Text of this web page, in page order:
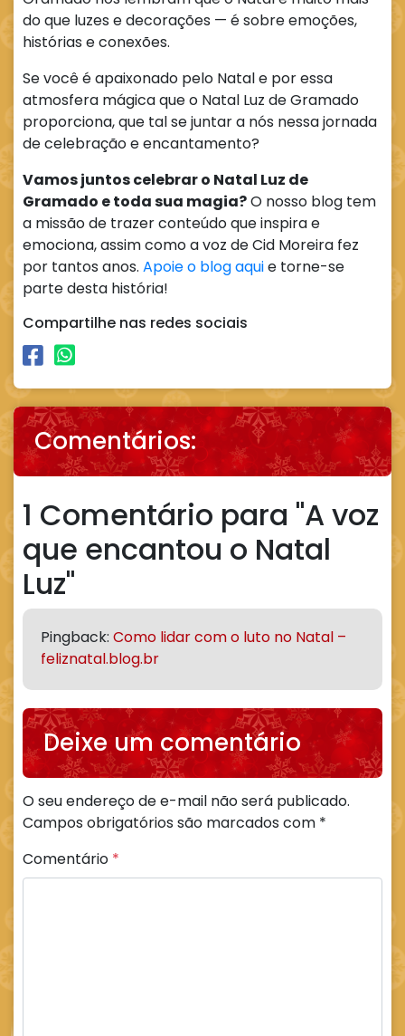
do que luzes e decorações — é sobre emoções,
histórias e conexões.
Se você é apaixonado pelo Natal e por essa
atmosfera mágica que o Natal Luz de Gramado
proporciona, que tal se juntar a nós nessa jornada
de celebração e encantamento?
Vamos juntos celebrar o Natal Luz de
Gramado e toda sua magia?O nosso blog tem
a missão de trazer conteúdo que inspira e
emociona, assim como a voz de Cid Moreira fez
por tantos anos. Apoie o blog aquie torne-se
parte desta história!
Compartilhe nas redes sociais
Comentários:
1 Comentário para "A voz
que encantou o Natal
Luz"
Pingback: Como lidar com o luto no Natal –
feliznatal.blog.br
Deixe um comentário
O seu endereço de e-mail não será publicado.
Campos obrigatórios são marcados com *
Comentário *